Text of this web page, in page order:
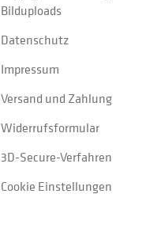
Bilduploads
Datenschutz
Impressum
Versand und Zahlung
Widerrufsformular
3D-Secure-Verfahren
Cookie Einstellungen